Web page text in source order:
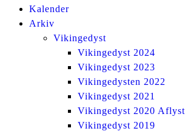
Kalender
Arkiv
Vikingedyst
Vikingedyst 2024
Vikingedyst 2023
Vikingedysten 2022
Vikingedyst 2021
Vikingedyst 2020 Aflyst
Vikingedyst 2019